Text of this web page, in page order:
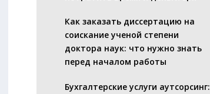
Как заказать диссертацию на
соискание ученой степени
доктора наук: что нужно знать
перед началом работы
Бухгалтерские услуги аутсорсинг: